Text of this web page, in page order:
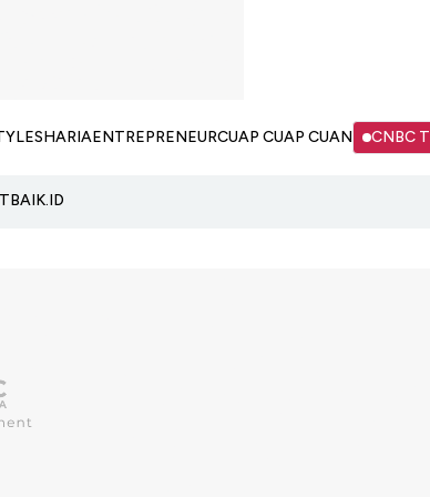
SHARIAENTREPRENEURCUAP CUAP CUAN CNBC